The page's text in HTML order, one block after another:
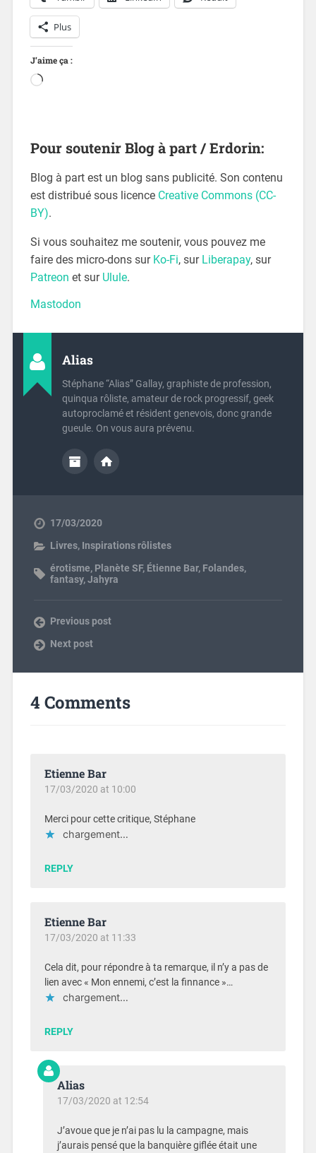
Plus
J’aime ça :
Pour soutenir Blog à part / Erdorin:
Blog à part est un blog sans publicité. Son contenu
est distribué sous licence Creative Commons (CC-
BY).
Si vous souhaitez me soutenir, vous pouvez me
faire des micro-dons sur Ko-Fi, sur Liberapay, sur
Patreon et sur Ulule.
Mastodon
Alias
Stéphane “Alias” Gallay, graphiste de profession,
quinqua rôliste, amateur de rock progressif, geek
autoproclamé et résident genevois, donc grande
gueule. On vous aura prévenu.
17/03/2020
Livres, Inspirations rôlistes
érotisme, Planète SF, Étienne Bar, Folandes,
fantasy,Jahyra
Previous post
Next post
4 Comments
Etienne Bar
17/03/2020 at 10:00
Merci pour cette critique, Stéphane
chargement…
REPLY
Etienne Bar
17/03/2020 at 11:33
Cela dit, pour répondre à ta remarque, il n’y a pas de
lien avec « Mon ennemi, c’est la finnance »…
chargement…
REPLY
Alias
17/03/2020 at 12:54
J’avoue que je n’ai pas lu la campagne, mais
j’aurais pensé que la banquière giflée était une